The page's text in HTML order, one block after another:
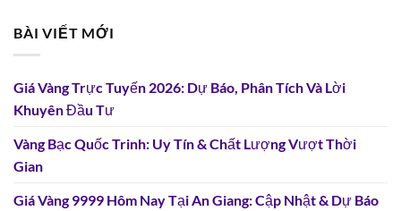
BÀI VIẾT MỚI
Giá Vàng Trực Tuyến 2026: Dự Báo, Phân Tích Và Lời
Khuyên Đầu Tư
Vàng Bạc Quốc Trinh: Uy Tín & Chất Lượng Vượt Thời
Gian
Giá Vàng 9999 Hôm Nay Tại An Giang: Cập Nhật & Dự Báo